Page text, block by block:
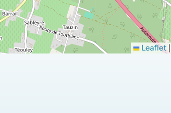
Leaflet |
nouvel onglet)
LinkedInun nouvel onglet)